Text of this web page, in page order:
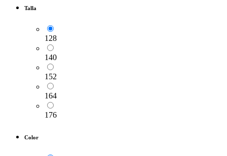
Talla
128
140
152
164
176
Color